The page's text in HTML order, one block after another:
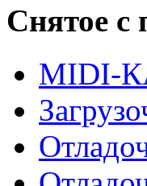
Снятое с
MIDI-